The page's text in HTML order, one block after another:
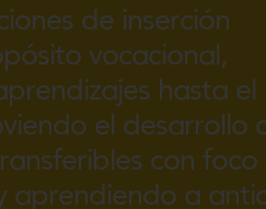
de inserción
vocacional,
hasta el
el desarrollo
con foco
aprendiendo a